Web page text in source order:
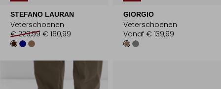
STEFANO LAURAN
Veterschoenen
€ 229,99 € 160,99
GIORGIO
Veterschoenen
Vanaf € 139,99